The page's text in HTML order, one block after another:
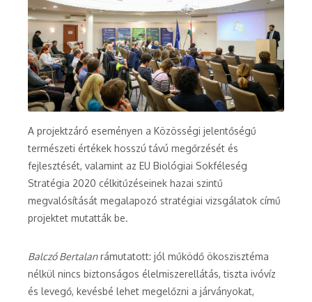
A projektzáró eseményen a Közösségi jelentőségű
természeti értékek hosszú távú megőrzését és
fejlesztését, valamint az EU Biológiai Sokféleség
Stratégia 2020 célkitűzéseinek hazai szintű
megvalósítását megalapozó stratégiai vizsgálatok című
projektet mutatták be.
Balczó Bertalanrámutatott: jól működő ökoszisztéma
nélkül nincs biztonságos élelmiszerellátás, tiszta ivóvíz
és levegő, kevésbé lehet megelőzni a járványokat,